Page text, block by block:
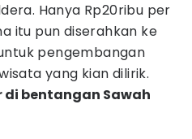
Hanya Rp20ribu per
itu pun diserahkan ke
pengembangan
yang kian dilirik.
bentangan Sawah